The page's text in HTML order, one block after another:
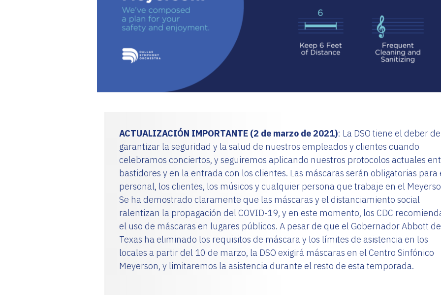
ENGLISH
CARRO
electrónico *
ENVÍE
ACTUALIZACIÓN IMPORTANTE (2 de marzo de 2021): La DSO tiene el deber de
garantizar la seguridad y la salud de nuestros empleados y clientes cuando
celebramos conciertos, y seguiremos aplicando nuestros protocolos actuales
bastidores y en la entrada con los clientes. Las máscaras serán obligatorias para
personal, los clientes, los músicos y cualquier persona que trabaje en el
Se ha demostrado claramente que las máscaras y el distanciamiento social
ralentizan la propagación del COVID-19, y en este momento, los CDC
el uso de máscaras en lugares públicos. A pesar de que el Gobernador Abbott de
Texas ha eliminado los requisitos de máscara y los límites de asistencia en los
locales a partir del 10 de marzo, la DSO exigirá máscaras en el Centro Sinfónico
Meyerson, y limitaremos la asistencia durante el resto de esta temporada.